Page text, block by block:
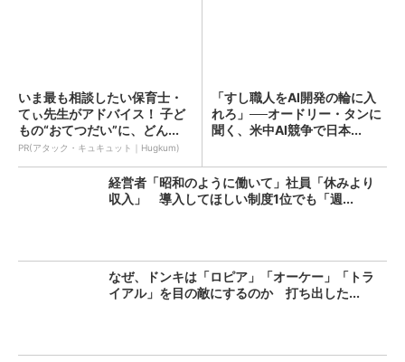
いま最も相談したい保育士・
てぃ先生がアドバイス！ 子ど
もの“おてつだい”に、どん...
PR(アタック・キュキュット｜Hugkum)
「すし職人をAI開発の輪に入
れろ」──オードリー・タンに
聞く、米中AI競争で日本...
経営者「昭和のように働いて」社員「休みより
収入」 導入してほしい制度1位でも「週...
なぜ、ドンキは「ロピア」「オーケー」「トラ
イアル」を目の敵にするのか 打ち出した...